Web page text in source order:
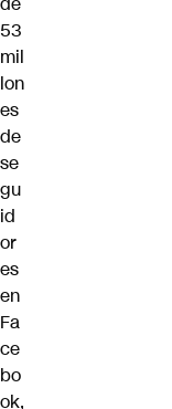
53
mil
lon
es
de
se
gu
id
or
es
en
Fa
ce
bo
ok,